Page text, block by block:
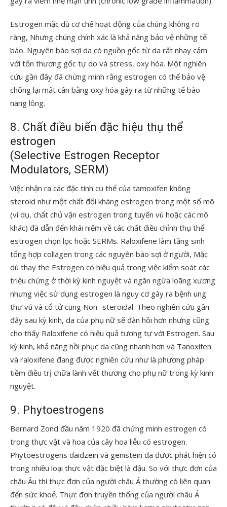
Estrogen mặc dù cơ chế hoạt động của chúng không rõ
ràng, Nhưng chúng chính xác là khả năng bảo vệ những tế
bào. Nguyên bào sợi da có nguồn gốc từ da rất nhạy cảm
với tổn thương gốc tự do và stress, oxy hóa. Một nghiên
cứu gần đây đã chứng minh rằng estrogen có thể bảo vệ
chống lại mất cân bằng oxy hóa gây ra từ những tế bào
nang lông.
8. Chất điều biến đặc hiệu thụ thể
estrogen
(Selective Estrogen Receptor
Modulators, SERM)
Việc nhận ra các đặc tính cụ thể của tamoxifen không
steroid như một chất đối kháng estrogen trong một số mô
(ví dụ, chất chủ vận estrogen trong tuyến vú hoặc các mô
khác) đã dẫn đến khái niệm về các chất điều chỉnh thụ thể
estrogen chọn lọc hoặc SERMs. Raloxifene làm tăng sinh
tổng hợp collagen trong các nguyên bào sợi ở người, Mặc
dù thay the Estrogen có hiệu quả trong việc kiểm soát các
triệu chứng ở thời kỳ kinh nguyệt và ngăn ngừa loãng xương
nhưng việc sử dụng estrogen là nguy cơ gây ra bệnh ung
thư vú và cổ tử cung Non- steroidal. Theo nghiên cứu gần
đây sau kỳ kinh, da của phụ nữ sẽ đàn hồi hơn nhưng cũng
cho thấy Raloxifene có hiệu quả tương tự với Estrogen. Sau
kỳ kinh, khả năng hồi phục da cũng nhanh hơn và Tanoxifen
và raloxifene đang được nghiên cứu như là phương pháp
tiềm điều trị chữa lành vết thương cho phụ nữ trong kỳ kinh
nguyệt.
9. Phytoestrogens
Bernard Zond đầu năm 1920 đã chứng minh estrogen có
trong thực vật và hoa của cây hoa liễu có estrogen.
Phytoestrogens daidzein và genistein đã được phát hiện có
trong nhiều loại thực vật đặc biệt là đậu. So với thực đơn của
châu Âu thì thực đơn của người châu Á thường có liên quan
đến sức khoẻ. Thực đơn truyền thống của người châu Á